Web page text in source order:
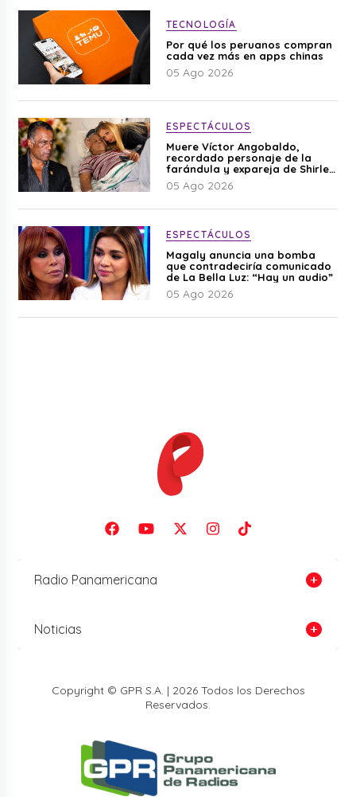
TECNOLOGÍA
Por qué los peruanos compran
cada vez más en apps chinas
05 Ago 2026
ESPECTÁCULOS
Muere Víctor Angobaldo,
recordado personaje de la
farándula y expareja de Shirley
Cherres
05 Ago 2026
ESPECTÁCULOS
Magaly anuncia una bomba
que contradeciría comunicado
de La Bella Luz: “Hay un audio”
05 Ago 2026
Radio Panamericana
Noticias
Copyright © GPR S.A. | 2026 Todos los Derechos
Reservados.